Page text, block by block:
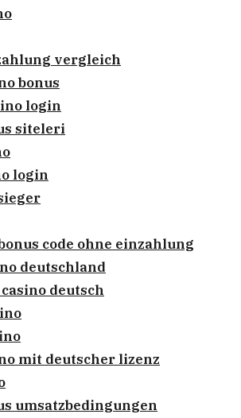
vergleich
bonus
login
siteleri
login
code ohne einzahlung
deutschland
deutsch
mit deutscher lizenz
umsatzbedingungen